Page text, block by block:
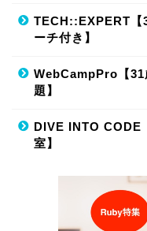
TECH::EXPERT【
ーチ付き】
WebCampPro【31
題】
DIVE INTO CODE
室】